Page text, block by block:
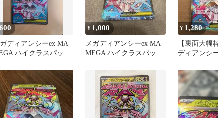
600
ガディアンシーex MA
ハイクラスパック
¥ 1,000
メガディアンシーex MA
MEGA ハイクラスパック
¥ 1,280
【裏面大幅
ディアンシ